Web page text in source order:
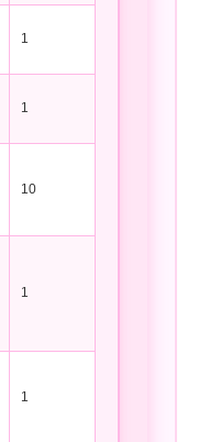
1
1
10
1
1